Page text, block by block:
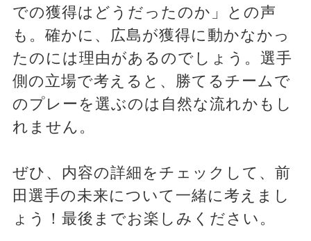
での獲得はどうだったのか」との声
も。確かに、広島が獲得に動かなかっ
たのには理由があるのでしょう。選手
側の立場で考えると、勝てるチームで
のプレーを選ぶのは自然な流れかもし
れません。
ぜひ、内容の詳細をチェックして、前
田選手の未来について一緒に考えまし
ょう！最後までお楽しみください。